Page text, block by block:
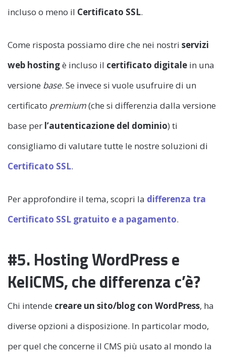
incluso o meno il Certificato SSL.
Come risposta possiamo dire che nei nostri servizi
web hostingè incluso il certificato digitale in una
versione base. Se invece si vuole usufruire di un
certificato premium(che si differenzia dalla versione
base per l’autenticazione del dominio) ti
consigliamo di valutare tutte le nostre soluzioni di
Certificato SSL.
Per approfondire il tema, scopri la differenza tra
Certificato SSL gratuito e a pagamento.
#5. Hosting WordPress e
KeliCMS, che differenza c’è?
Chi intende creare un sito/blog con WordPress, ha
diverse opzioni a disposizione. In particolar modo,
per quel che concerne il CMS più usato al mondo la